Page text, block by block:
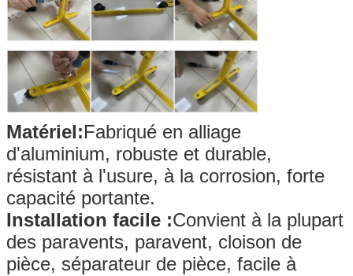
Matériel:Fabriqué en alliage
d'aluminium, robuste et durable,
résistant à l'usure, à la corrosion, forte
capacité portante.
Installation facile :Convient à la plupart
des paravents, paravent, cloison de
pièce, séparateur de pièce, facile à